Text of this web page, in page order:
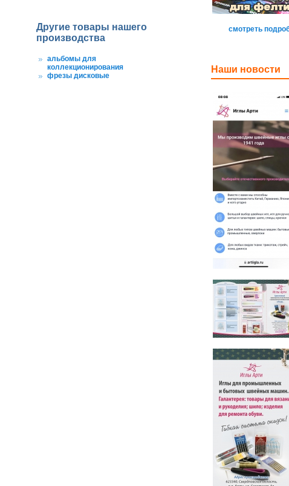
Другие товары нашего
производства
альбомы для
коллекционирования
фрезы дисковые
смотреть
Наши новости